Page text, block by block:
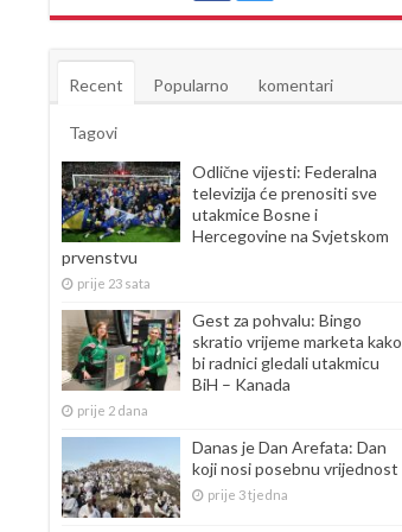
Recent Popularno komentari
Tagovi
Odlične vijesti: Federalna
televizija će prenositi sve
utakmice Bosne i
Hercegovine na Svjetskom
prvenstvu
prije 23 sata
Gest za pohvalu: Bingo
skratio vrijeme marketa kako
bi radnici gledali utakmicu
BiH – Kanada
prije 2 dana
Danas je Dan Arefata: Dan
koji nosi posebnu vrijednost
prije 3 tjedna